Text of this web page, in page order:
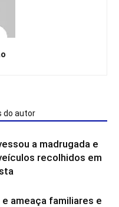
do autor
a madrugada e
recolhidos em
ameaça familiares e